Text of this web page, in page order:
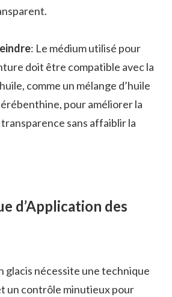
: Le médium utilisé pour
doit être compatible avec la
comme un mélange d’huile
pour améliorer la
sans affaiblir la
d’Application des
glacis nécessite une technique
un contrôle minutieux pour